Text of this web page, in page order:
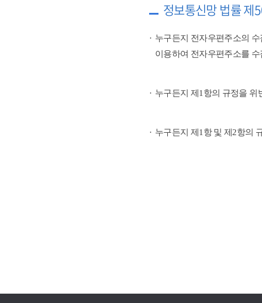
정보통신망 법률 제
누구든지 전자우편주소의
이용하여 전자우편주소를
누구든지 제1항의 규정을 위
누구든지 제1항 및 제2항의